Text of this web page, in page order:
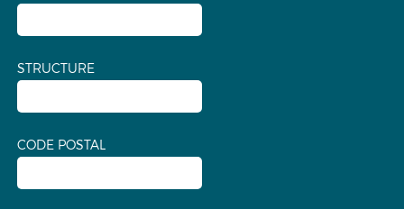
STRUCTURE
CODE POSTAL